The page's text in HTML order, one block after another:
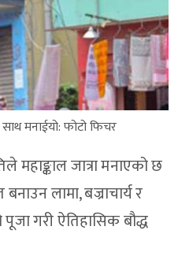
साथ मनाईयो: फोटो फिचर
महाङ्काल जात्रा मनाएको छ
लामा, बज्राचार्य र
गरी ऐतिहासिक बौद्ध